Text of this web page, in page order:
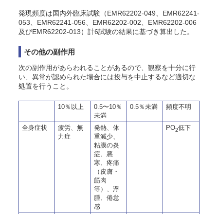
発現頻度は国内外臨床試験（EMR62202-049、EMR62241-
053、EMR62241-056、EMR62202-002、EMR62202-006
及びEMR62202-013）計6試験の結果に基づき算出した。
その他の副作用
次の副作用があらわれることがあるので、観察を十分に行
い、異常が認められた場合には投与を中止するなど適切な
処置を行うこと。
10％以上
0.5〜10％
未満
0.5％未満 頻度不明
全身症状
疲労、無
力症
発熱、体
重減少、
粘膜の炎
症、悪
寒、疼痛
（皮膚・
筋肉
等）、浮
腫、倦怠
感
PO2低下